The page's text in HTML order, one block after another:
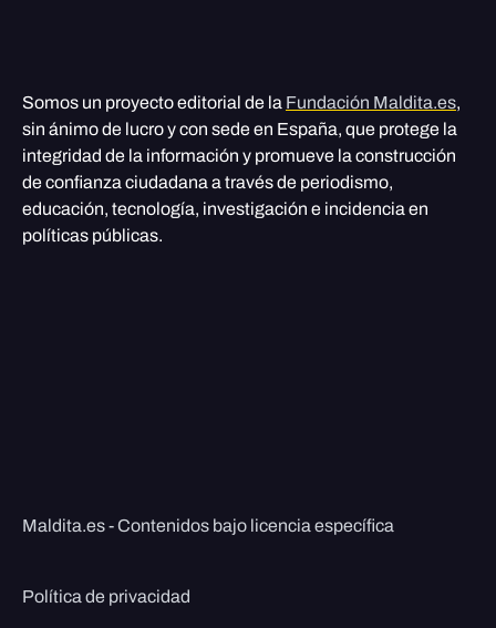
Somos un proyecto editorial de la Fundación Maldita.es,
sin ánimo de lucro y con sede en España, que protege la
integridad de la información y promueve la construcción
de confianza ciudadana a través de periodismo,
educación, tecnología, investigación e incidencia en
políticas públicas.
Maldita.es - Contenidos bajo licencia específica
Política de privacidad